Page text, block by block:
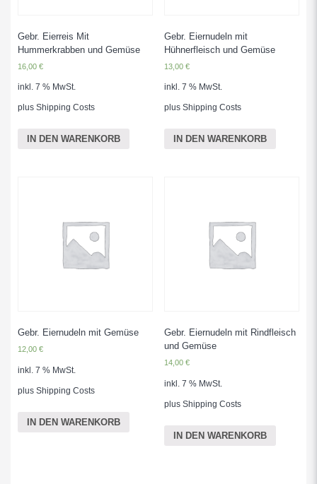
Gebr. Eierreis Mit
Hummerkrabben und Gemüse
16,00 €
inkl. 7 % MwSt.
plus Shipping Costs
IN DEN WARENKORB
Gebr. Eiernudeln mit
Hühnerfleisch und Gemüse
13,00 €
inkl. 7 % MwSt.
plus Shipping Costs
IN DEN WARENKORB
Gebr. Eiernudeln mit Gemüse
12,00 €
inkl. 7 % MwSt.
plus Shipping Costs
IN DEN WARENKORB
Gebr. Eiernudeln mit Rindfleisch
und Gemüse
14,00 €
inkl. 7 % MwSt.
plus Shipping Costs
IN DEN WARENKORB